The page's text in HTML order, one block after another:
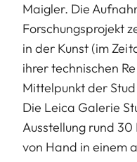
Maigler. Die
Forschungsprojekt
in der Kunst (im
ihrer technischen
Mittelpunkt der
Die Leica Galerie
Ausstellung rund
von Hand in einem